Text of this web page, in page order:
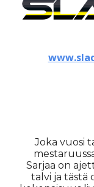
Joka vuosi
Sarjaa on
talvi ja tästä